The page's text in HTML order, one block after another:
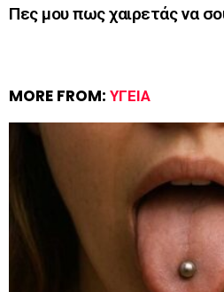
Πες μου πως χαιρετάς να
MORE FROM: ΥΓΕΊΑ